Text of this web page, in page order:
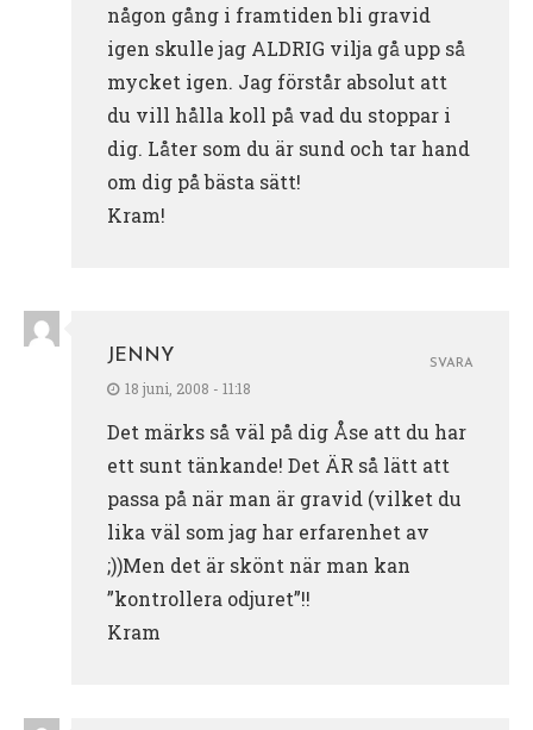
någon gång i framtiden bli gravid
igen skulle jag ALDRIG vilja gå upp så
mycket igen. Jag förstår absolut att
du vill hålla koll på vad du stoppar i
dig. Låter som du är sund och tar hand
om dig på bästa sätt!
Kram!
JENNY
18 juni, 2008 - 11:18
Det märks så väl på dig Åse att du har
ett sunt tänkande! Det ÄR så lätt att
passa på när man är gravid (vilket du
lika väl som jag har erfarenhet av
;))Men det är skönt när man kan
”kontrollera odjuret”!!
Kram
SVARA